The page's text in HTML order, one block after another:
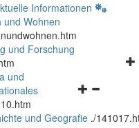
Informationen
und Wohnen
und Forschung
und
und
und Geografie ./